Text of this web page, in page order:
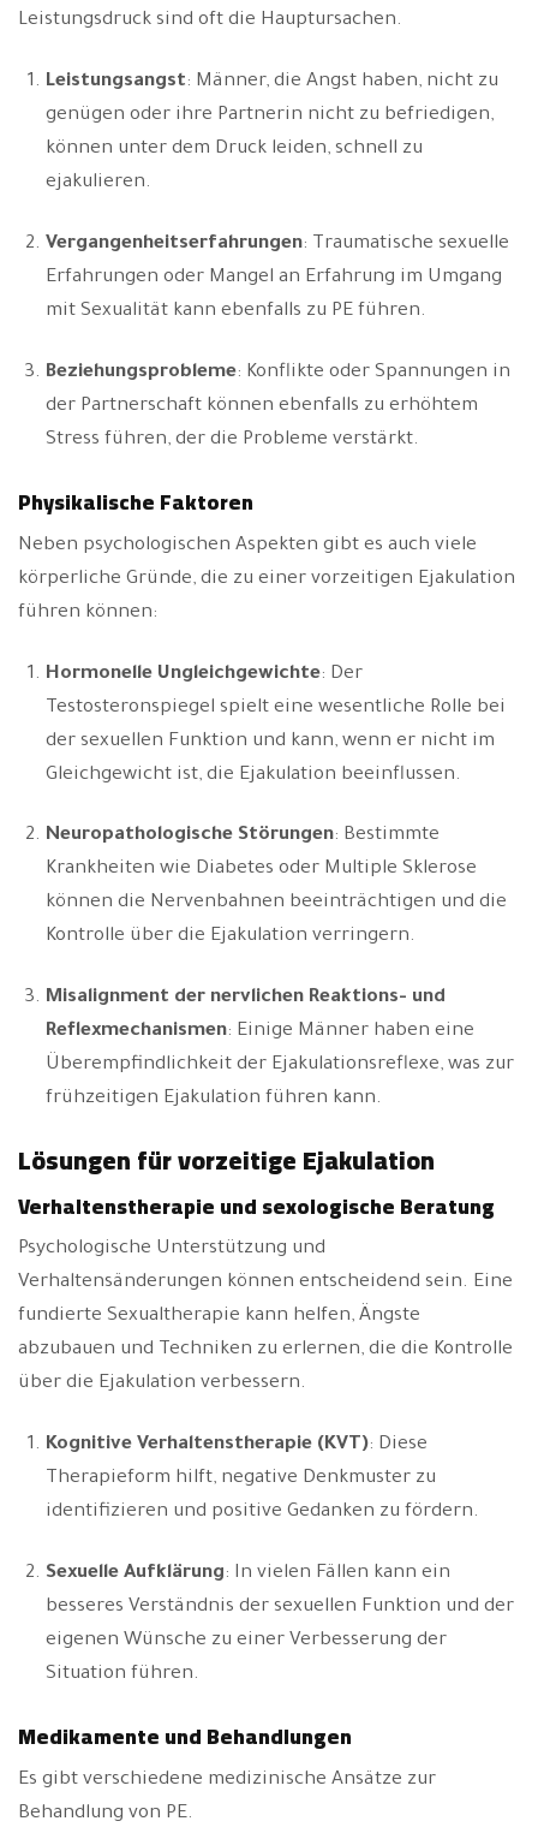
Leistungsdruck sind oft die Hauptursachen.
Leistungsangst: Männer, die Angst haben, nicht zu
genügen oder ihre Partnerin nicht zu befriedigen,
können unter dem Druck leiden, schnell zu
ejakulieren.
Vergangenheitserfahrungen: Traumatische sexuelle
Erfahrungen oder Mangel an Erfahrung im Umgang
mit Sexualität kann ebenfalls zu PE führen.
Beziehungsprobleme: Konflikte oder Spannungen in
der Partnerschaft können ebenfalls zu erhöhtem
Stress führen, der die Probleme verstärkt.
Physikalische Faktoren
Neben psychologischen Aspekten gibt es auch viele
körperliche Gründe, die zu einer vorzeitigen Ejakulation
führen können:
Hormonelle Ungleichgewichte: Der
Testosteronspiegel spielt eine wesentliche Rolle bei
der sexuellen Funktion und kann, wenn er nicht im
Gleichgewicht ist, die Ejakulation beeinflussen.
Neuropathologische Störungen: Bestimmte
Krankheiten wie Diabetes oder Multiple Sklerose
können die Nervenbahnen beeinträchtigen und die
Kontrolle über die Ejakulation verringern.
Misalignment der nervlichen Reaktions- und
Reflexmechanismen: Einige Männer haben eine
Überempfindlichkeit der Ejakulationsreflexe, was zur
frühzeitigen Ejakulation führen kann.
Lösungen für vorzeitige Ejakulation
Verhaltenstherapie und sexologische Beratung
Psychologische Unterstützung und
Verhaltensänderungen können entscheidend sein. Eine
fundierte Sexualtherapie kann helfen, Ängste
abzubauen und Techniken zu erlernen, die die Kontrolle
über die Ejakulation verbessern.
Kognitive Verhaltenstherapie (KVT): Diese
Therapieform hilft, negative Denkmuster zu
identifizieren und positive Gedanken zu fördern.
Sexuelle Aufklärung: In vielen Fällen kann ein
besseres Verständnis der sexuellen Funktion und der
eigenen Wünsche zu einer Verbesserung der
Situation führen.
Medikamente und Behandlungen
Es gibt verschiedene medizinische Ansätze zur
Behandlung von PE.